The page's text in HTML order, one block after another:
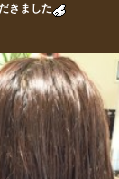
きました